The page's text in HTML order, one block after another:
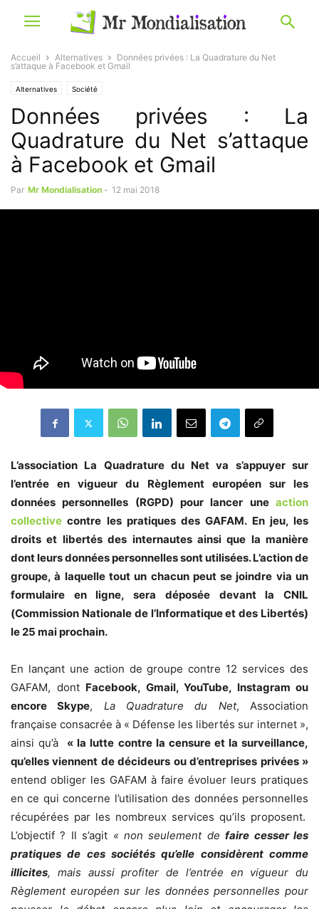
Accueil Alternatives
Données privées : La Quadrature du Net
s’attaque à Facebook et Gmail
Alternatives Société
Données privées : La
Quadrature du Net s’attaque
à Facebook et Gmail
Par Mr Mondialisation - 12 mai 2018
L’association La Quadrature du Net va s’appuyer sur
l’entrée en vigueur du Règlement européen sur les
données personnelles (RGPD) pour lancer une action
collective contre les pratiques des GAFAM. En jeu, les
droits et libertés des internautes ainsi que la manière
dont leurs données personnelles sont utilisées. L’action de
groupe, à laquelle tout un chacun peut se joindre via un
formulaire en ligne, sera déposée devant la CNIL
(Commission Nationale de l’Informatique et des Libertés)
le 25 mai prochain.
En lançant une action de groupe contre 12 services des
GAFAM, dont Facebook, Gmail, YouTube, Instagram ou
encore Skype, La Quadrature du Net, Association
française consacrée à « Défense les libertés sur internet »,
ainsi qu’à « la lutte contre la censure et la surveillance,
qu’elles viennent de décideurs ou d’entreprises privées »
entend obliger les GAFAM à faire évoluer leurs pratiques
en ce qui concerne l’utilisation des données personnelles
récupérées par les nombreux services qu’ils proposent.
L’objectif ? Il s’agit « non seulement defaire cesser les
pratiques de ces sociétés qu’elle considèrent comme
illicites, mais aussi profiter de l’entrée en vigueur du
Règlement européen sur les données personnelles pour